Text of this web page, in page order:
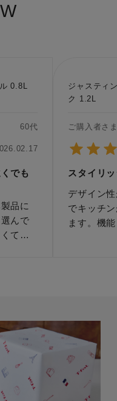
0.8L
60代
でも
品に
んで
て解
ば、
に入
構あ
こと
本体
った
ジャスティ
ク 1.2L
ご購入者さ
スタイリ
デザイン
でキッチ
ます。機
す。